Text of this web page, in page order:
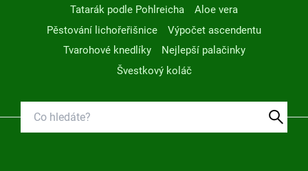
Tatarák podle Pohlreicha
Aloe vera
Pěstování lichořeřišnice
Výpočet ascendentu
Tvarohové knedlíky
Nejlepší palačinky
Švestkový koláč